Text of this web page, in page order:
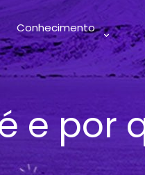
Conhecimento
e por